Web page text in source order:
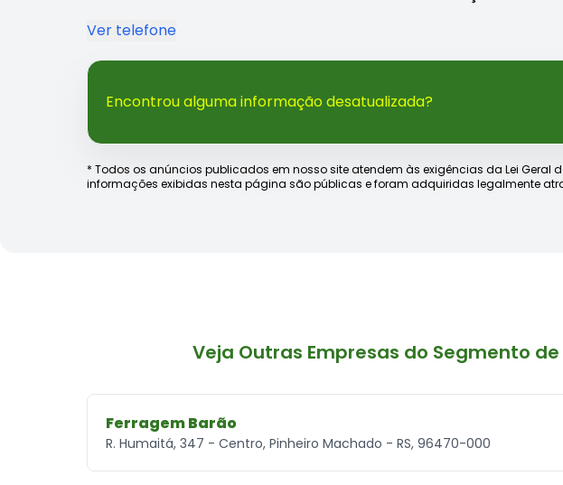
Ver telefone
Encontrou alguma informação desatualizada?
* Todos os anúncios publicados em nosso site atendem às exigências da Lei Geral
informações exibidas nesta página são públicas e foram adquiridas legalmente
Veja Outras Empresas do Segmento
Ferragem Barão
R. Humaitá, 347 - Centro, Pinheiro Machado - RS, 96470-000